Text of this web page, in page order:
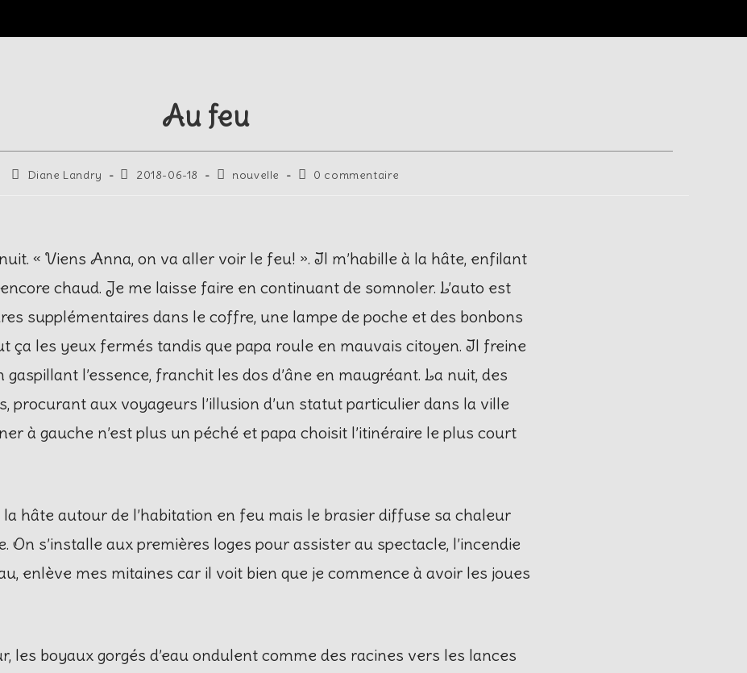
Au feu
Diane Landry 2018-06-18 nouvelle 0 commentaire
« Viens Anna, on va aller voir le feu! ». Il m’habille à la hâte, enfilant
chaud. Je me laisse faire en continuant de somnoler. L’auto est
supplémentaires dans le coffre, une lampe de poche et des bonbons
ça les yeux fermés tandis que papa roule en mauvais citoyen. Il freine
l’essence, franchit les dos d’âne en maugréant. La nuit, des
procurant aux voyageurs l’illusion d’un statut particulier dans la ville
à gauche n’est plus un péché et papa choisit l’itinéraire le plus court
hâte autour de l’habitation en feu mais le brasier diffuse sa chaleur
s’installe aux premières loges pour assister au spectacle, l’incendie
enlève mes mitaines car il voit bien que je commence à avoir les joues
les boyaux gorgés d’eau ondulent comme des racines vers les lances